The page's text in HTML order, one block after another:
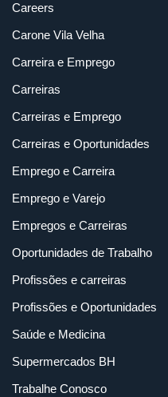
Careers
Carone Vila Velha
Carreira e Emprego
Carreiras
Carreiras e Emprego
Carreiras e Oportunidades
Emprego e Carreira
Emprego e Varejo
Empregos e Carreiras
Oportunidades de Trabalho
Profissões e carreiras
Profissões e Oportunidades
Saúde e Medicina
Supermercados BH
Trabalhe Conosco